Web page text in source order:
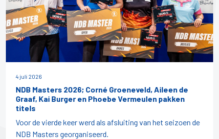
4 juli 2026
NDB Masters 2026; Corné Groeneveld, Aileen de
Graaf, Kai Burger en Phoebe Vermeulen pakken
titels
Voor de vierde keer werd als afsluiting van het seizoen de
NDB Masters georganiseerd.